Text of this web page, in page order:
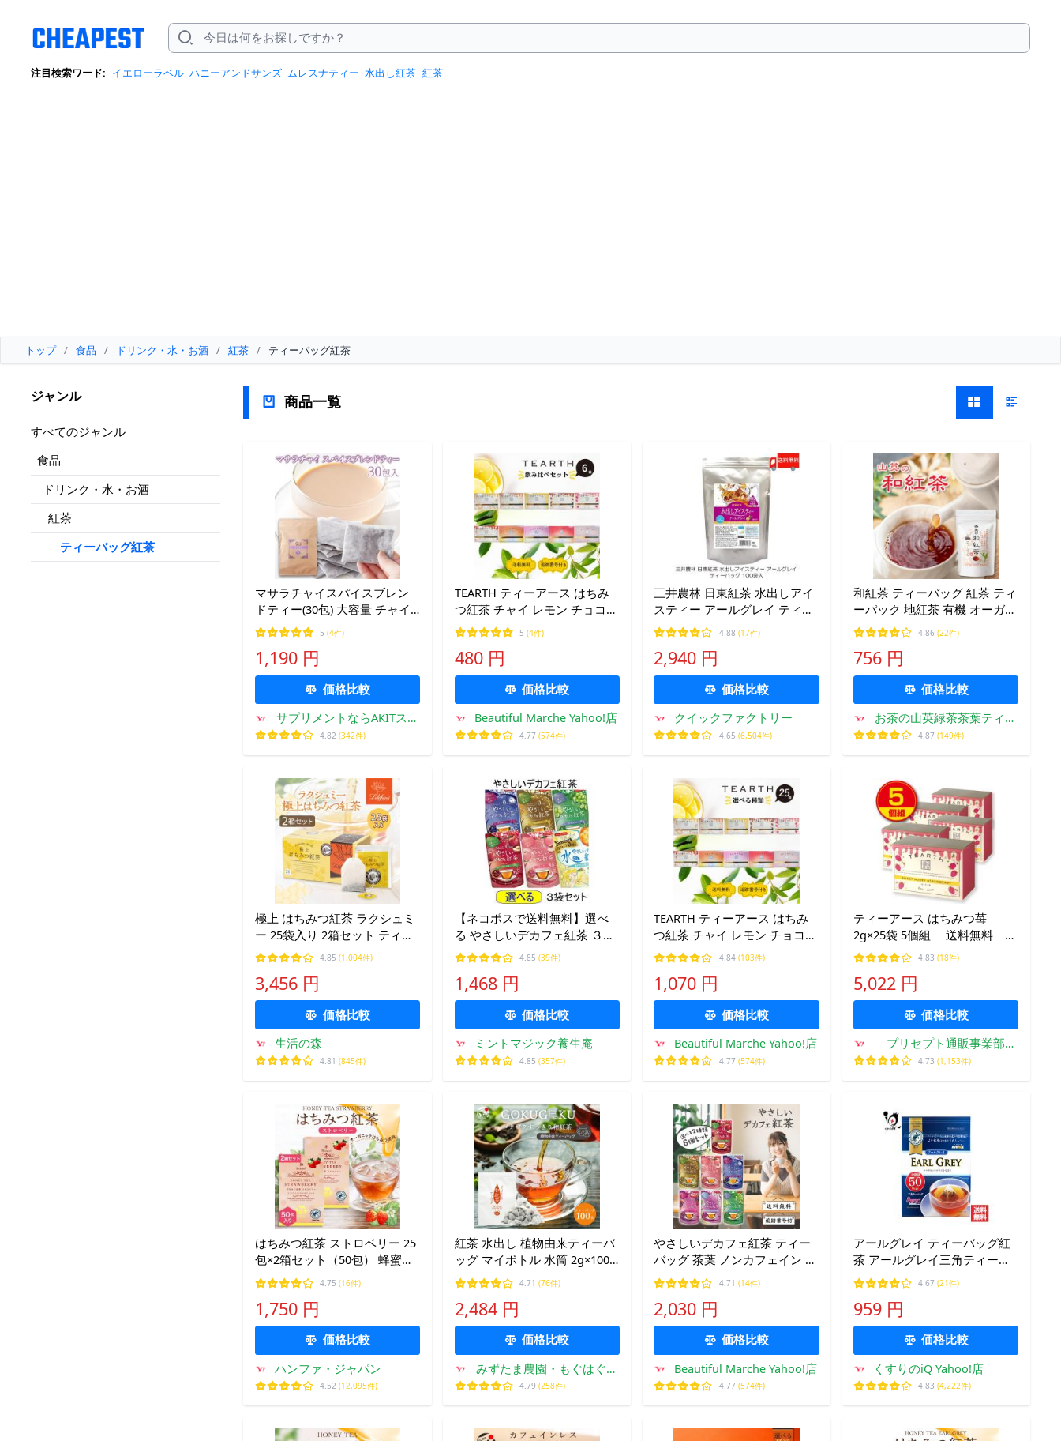
注目検索ワード: イエローラベル ハニーアンドサンズ ムレスナティー 水出し紅茶 紅茶
トップ / 食品 / ドリンク・水・お酒 / 紅茶 / ティーバッグ紅茶
ジャンル
すべてのジャンル
食品
ドリンク・水・お酒
紅茶
ティーバッグ紅茶
商品一覧
マサラチャイスパイスブレン
ドティー(30包) 大容量 チャイ
ティー レンチン可能 ティーバ
ッグ ミルクティー チャイ スパ
イス 茶葉 マサラチャイ
5 (4件)
1,190 円
価格比較
サプリメントならAKITスト
ア
4.82 (342件)
TEARTH ティーアース はちみ
つ紅茶 チャイ レモン チョコレ
ート 苺 アイリッシュクリーム
お試し6袋 飲み比べ ティアー
ス ティーバッグ 茶葉 ハニーテ
ィー
5 (4件)
480 円
価格比較
Beautiful Marche Yahoo!店
4.77 (574件)
三井農林 日東紅茶 水出しアイ
スティー アールグレイ ティー
バッグ 100袋入 送料無料
4.88 (17件)
2,940 円
価格比較
クイックファクトリー
4.65 (6,504件)
和紅茶 ティーバッグ 紅茶 ティ
ーパック 地紅茶 有機 オーガニ
ック 有機栽培 国産100% 無添
加 山英 2g 20入 単品
4.86 (22件)
756 円
価格比較
お茶の山英緑茶茶葉ティー
バッグ
4.87 (149件)
極上 はちみつ紅茶 ラクシュミ
ー 25袋入り 2箱セット ティー
バッグ 個包装 ギフト 蜂蜜
Lakshimi 神戸 紅茶専門店 プレ
ゼント
4.85 (1,004件)
3,456 円
価格比較
生活の森
4.81 (845件)
【ネコポスで送料無料】選べ
る やさしいデカフェ紅茶 ３袋
セット セイロン アールグレ
イ マスカット アップル ピーチ
【時間指定不可】
4.85 (39件)
1,468 円
価格比較
ミントマジック養生庵
4.85 (357件)
TEARTH ティーアース はちみ
つ紅茶 チャイ レモン チョコレ
ート 苺 アイリッシュクリーム
25袋 ティアース ティーバッグ
ギフト 茶葉 ハニーティー
honey tea
4.84(103件)
1,070 円
価格比較
Beautiful Marche Yahoo!店
4.77 (574件)
ティーアース はちみつ苺
2g×25袋 5個組 送料無料 テ
ィーバッグ スリランカ産セイ
ロン紅茶 ポーランド産
4.83 (18件)
5,022 円
価格比較
プリセプト通販事業部
Yahoo!店
4.73 (1,153件)
はちみつ紅茶 ストロベリー 25
包×2箱セット（50包） 蜂蜜紅
茶 苺 いちご セイロンティー
ティーバッグ 個包装 ギフト ま
とめ買い JB Honey’s 超PayPay
祭
4.75 (16件)
1,750 円
価格比較
ハンファ・ジャパン
4.52 (12,095件)
紅茶 水出し 植物由来ティーバ
ッグ マイボトル 水筒 2g×100
個 和紅茶 アイスティー 国産
日本産 無糖 大容量 ゴクゴクす
っきり 爆買
4.71 (76件)
2,484 円
価格比較
みずたま農園・もぐはぐ農
園
4.79 (258件)
やさしいデカフェ紅茶 ティー
バッグ 茶葉 ノンカフェイン カ
フェインレス 1個10袋入 選べ
る2種類 6個セット 日本緑茶セ
ンター アールグレイ ティー
4.71 (14件)
2,030 円
価格比較
Beautiful Marche Yahoo!店
4.77 (574件)
アールグレイ ティーバッグ紅
茶 アールグレイ三角ティーバ
ッグ 50袋入 アバンス AVANCE
国太楼 紅茶 ベルガモット
4.67 (21件)
959 円
価格比較
くすりのiQ Yahoo!店
4.83 (4,222件)